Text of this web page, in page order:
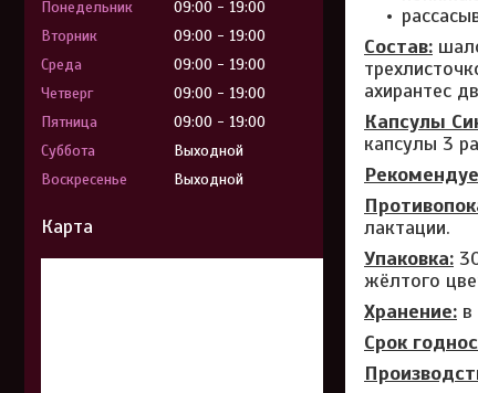
Состав:
ахирантес
Капсулы
капсулы 3
лактации.
Упаковка:
жёлтого
Хранение:
Срок
Понедельник 09:00
19:00
Вторник
09:00
19:00
Среда
09:00
19:00
Четверг
09:00
19:00
Пятница
09:00
19:00
Суббота
Выходной
Воскресенье
Выходной
Карта